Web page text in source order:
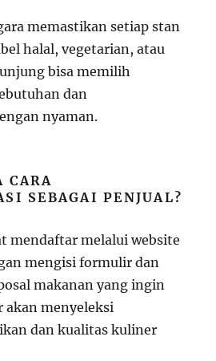
memastikan setiap stan
halal, vegetarian, atau
bisa memilih
dan
nyaman.
CARA
SEBAGAI PENJUAL?
mendaftar melalui website
mengisi formulir dan
makanan yang ingin
menyeleksi
dan kualitas kuliner